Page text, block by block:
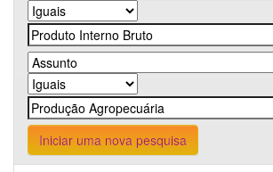
Iniciar uma nova pesquisa